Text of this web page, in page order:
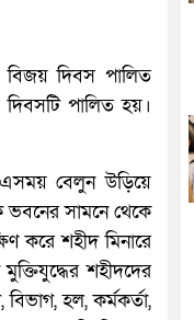
বিজয় দিবস পালিত
পালিত হয়।
বেলুন উড়িয়ে
ভবনের সামনে থেকে
করে শহীদ মিনারে
শহীদদের
বিভাগ, হল, কর্মকর্তা,